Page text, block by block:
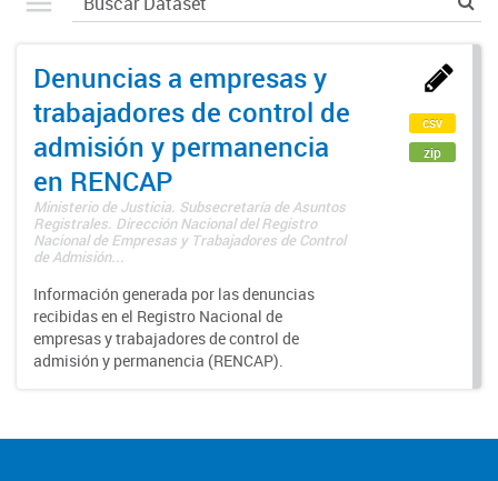
Denuncias a empresas y
trabajadores de control de
admisión y permanencia
en RENCAP
Ministerio de Justicia. Subsecretaría de Asuntos
Registrales. Dirección Nacional del Registro
Nacional de Empresas y Trabajadores de Control
de Admisión...
Información generada por las denuncias
recibidas en el Registro Nacional de
empresas y trabajadores de control de
admisión y permanencia (RENCAP).
csv
zip